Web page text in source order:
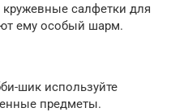
салфетки для
ему особый шарм.
шик используйте
предметы.